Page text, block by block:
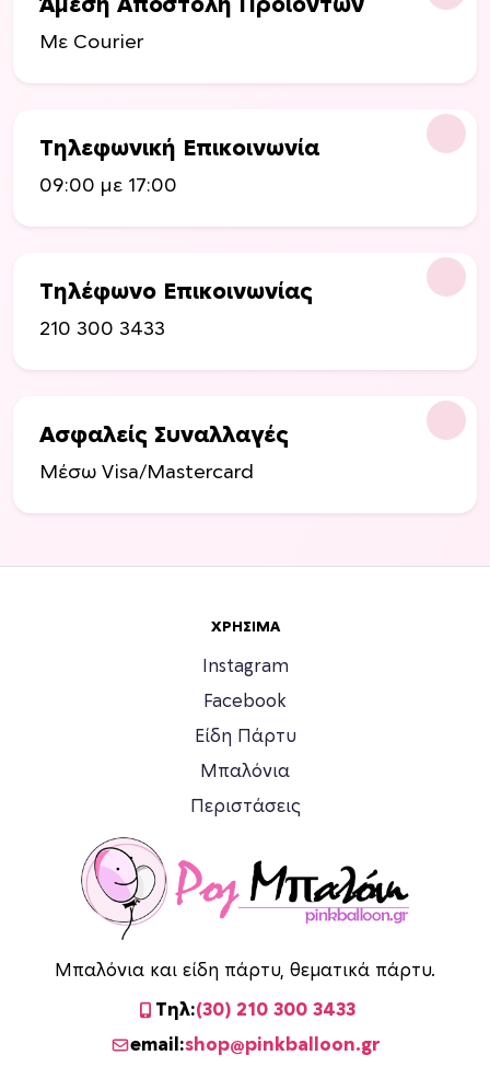
Άμεση Αποστολή Προιόντων
Με Courier
Τηλεφωνική Επικοινωνία
09:00 με 17:00
Τηλέφωνο Επικοινωνίας
210 300 3433
Ασφαλείς Συναλλαγές
Μέσω Visa/Mastercard
ΧΡΉΣΙΜΑ
Instagram
Facebook
Είδη Πάρτυ
Μπαλόνια
Περιστάσεις
Μπαλόνια και είδη πάρτυ, θεματικά πάρτυ.
Τηλ:(30) 210 300 3433
email:shop@pinkballoon.gr